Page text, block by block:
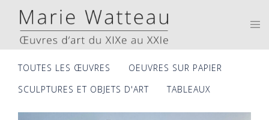
content
TOUTES LES ŒUVRES
OEUVRES SUR PAPIER
SCULPTURES ET OBJETS D'ART
TABLEAUX